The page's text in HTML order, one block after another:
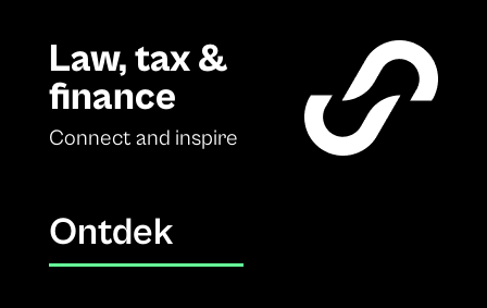
Law, tax &
finance
Connect and inspire
Ontdek